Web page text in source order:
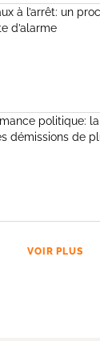
à l’arrêt: un
d’alarme
politique:
démissions de
VOIR PLUS